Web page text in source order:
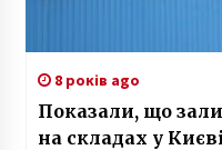
8 років ago
Показали, що
на складах у